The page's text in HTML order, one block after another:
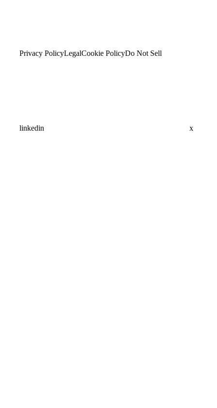
Privacy PolicyLegalCookie PolicyDo Not Sell
linkedin x